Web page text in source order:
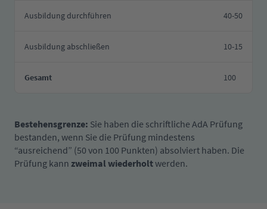
Ausbildung durchführen 40-50
Ausbildung abschließen 10-15
Gesamt 100
Bestehensgrenze: Sie haben die schriftliche AdA Prüfung
bestanden, wenn Sie die Prüfung mindestens
“ausreichend” (50 von 100 Punkten) absolviert haben. Die
Prüfung kann zweimal wiederholtwerden.